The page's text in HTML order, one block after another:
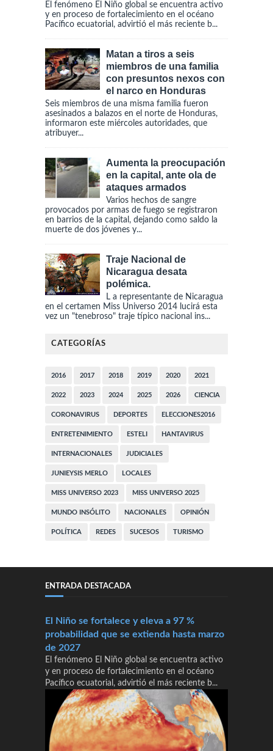
El fenómeno El Niño global se encuentra activo
y en proceso de fortalecimiento en el océano
Pacífico ecuatorial, advirtió el más reciente b...
Matan a tiros a seis
miembros de una familia
con presuntos nexos con
el narco en Honduras
Seis miembros de una misma familia fueron
asesinados a balazos en el norte de Honduras,
informaron este miércoles autoridades, que
atribuyer...
Aumenta la preocupación
en la capital, ante ola de
ataques armados
Varios hechos de sangre
provocados por armas de fuego se registraron
en barrios de la capital, dejando como saldo la
muerte de dos jóvenes y...
Traje Nacional de
Nicaragua desata
polémica.
L a representante de Nicaragua
en el certamen Miss Universo 2014 lucirá esta
vez un "tenebroso" traje típico nacional ins...
CATEGORÍAS
2016 2017 2018 2019 2020 2021
2022 2023 2024 2025 2026 CIENCIA
CORONAVIRUS DEPORTES ELECCIONES2016
ENTRETENIMIENTO ESTELI HANTAVIRUS
INTERNACIONALES JUDICIALES
JUNIEYSIS MERLO LOCALES
MISS UNIVERSO 2023 MISS UNIVERSO 2025
MUNDO INSÓLITO NACIONALES OPINIÓN
POLÍTICA REDES SUCESOS TURISMO
ENTRADA DESTACADA
El Niño se fortalece y eleva a 97 %
probabilidad que se extienda hasta marzo
de 2027
El fenómeno El Niño global se encuentra activo
y en proceso de fortalecimiento en el océano
Pacífico ecuatorial, advirtió el más reciente b...